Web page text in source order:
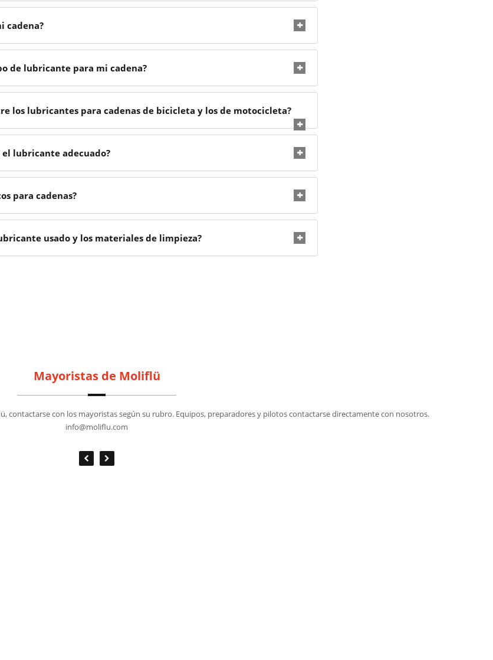
cadena?
de lubricante para mi cadena?
los lubricantes para cadenas de bicicleta y los de motocicleta?
el lubricante adecuado?
para cadenas?
usado y los materiales de limpieza?
Mayoristas de Moliflü
contactarse con los mayoristas según su rubro. Equipos, preparadores y pilotos contactarse directamente con nosotros.
info@moliflu.com